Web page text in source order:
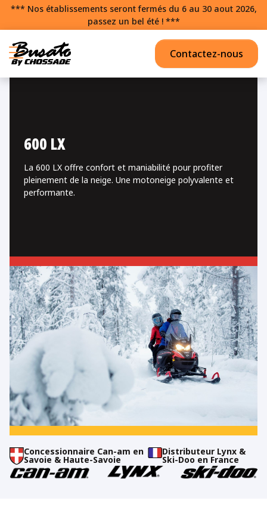
*** Nos établissements seront fermés du 6 au 30 aout 2026,
passez un bel été ! ***
Contactez-nous
600 LX
La 600 LX offre confort et maniabilité pour profiter
pleinement de la neige. Une motoneige polyvalente et
performante.
Concessionnaire Can-am en
Savoie & Haute-Savoie
Distributeur Lynx &
Ski-Doo en France